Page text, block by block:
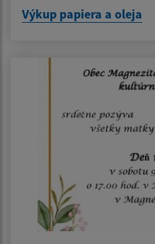
Výkup papiera a oleja